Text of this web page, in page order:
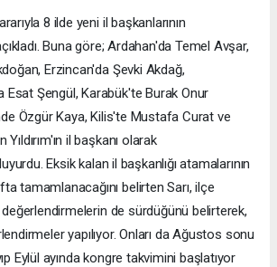
8 ilde yeni il başkanlarının
Buna göre; Ardahan'da Temel Avşar,
Erzincan'da Şevki Akdağ,
Şengül, Karabük'te Burak Onur
Özgür Kaya, Kilis'te Mustafa Curat ve
il başkanı olarak
Eksik kalan il başkanlığı atamalarının
tamamlanacağını belirten Sarı, ilçe
de sürdüğünü belirterek,
yapılıyor. Onları da Ağustos sonu
Eylül ayında kongre takvimini başlatıyor